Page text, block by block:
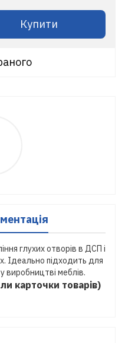
Купити
глухих отворів в ДСП і
Ідеально підходить для
виробництві меблів.
карточки товарів)